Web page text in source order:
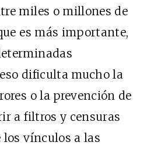
miles o millones de
es más importante,
dificulta mucho la
o la prevención de
a filtros y censuras
los vínculos a las